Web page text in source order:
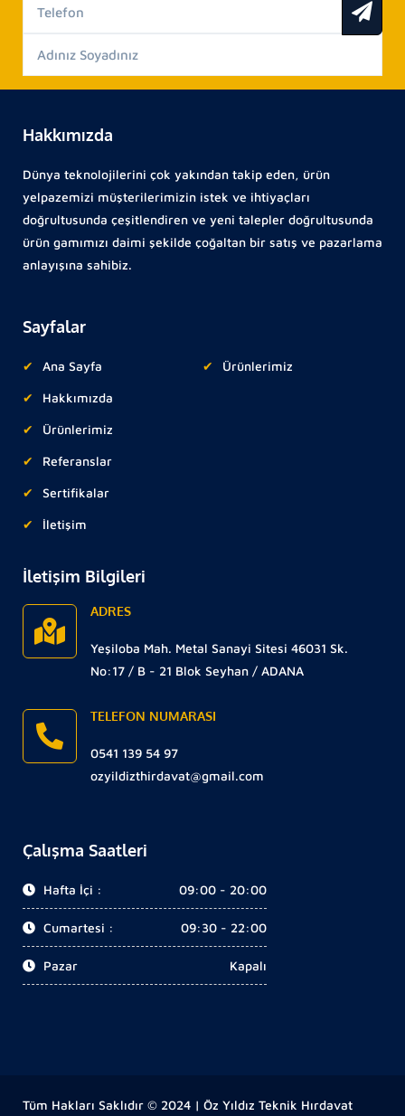
Hakkımızda
Dünya teknolojilerini çok yakından takip eden, ürün
yelpazemizi müşterilerimizin istek ve ihtiyaçları
doğrultusunda çeşitlendiren ve yeni talepler doğrultusunda
ürün gamımızı daimi şekilde çoğaltan bir satış ve pazarlama
anlayışına sahibiz.
Sayfalar
Ana Sayfa
Hakkımızda
Ürünlerimiz
Referanslar
Sertifikalar
İletişim
Ürünlerimiz
İletişim Bilgileri
ADRES
Yeşiloba Mah. Metal Sanayi Sitesi 46031 Sk.
No:17 / B - 21 Blok Seyhan / ADANA
TELEFON NUMARASI
0541 139 54 97
ozyildizthirdavat@gmail.com
Çalışma Saatleri
Hafta İçi : 09:00 - 20:00
Cumartesi : 09:30 - 22:00
Pazar Kapalı
Tüm Hakları Saklıdır © 2024 | Öz Yıldız Teknik Hırdavat